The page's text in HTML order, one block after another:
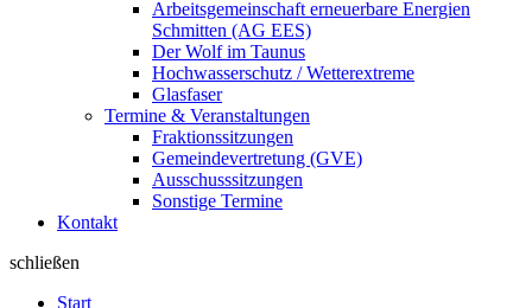
Arbeitsgemeinschaft erneuerbare Energien
Schmitten (AG EES)
Der Wolf im Taunus
Hochwasserschutz / Wetterextreme
Glasfaser
Termine & Veranstaltungen
Fraktionssitzungen
Gemeindevertretung (GVE)
Ausschusssitzungen
Sonstige Termine
Kontakt
schließen
Start